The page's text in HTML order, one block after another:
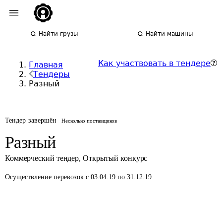
Найти грузы Найти машины
Главная
Тендеры
Разный
Как участвовать в тендере
Тендер завершён Несколько поставщиков
Разный
Коммерческий тендер, Открытый конкурс
Осуществление перевозок с 03.04.19 по 31.12.19